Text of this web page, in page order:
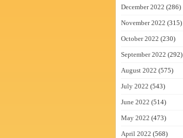
December 2022 (286)
November 2022 (315)
October 2022 (230)
September 2022 (292)
August 2022 (575)
July 2022 (543)
June 2022 (514)
May 2022 (473)
April 2022 (568)